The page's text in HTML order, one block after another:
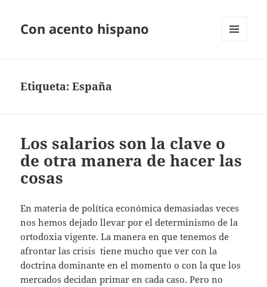
Con acento hispano
Etiqueta:España
Los salarios son la clave o
de otra manera de hacer las
cosas
En materia de política económica demasiadas veces
nos hemos dejado llevar por el determinismo de la
ortodoxia vigente. La manera en que tenemos de
afrontar las crisis tiene mucho que ver con la
doctrina dominante en el momento o con la que los
mercados decidan primar en cada caso. Pero no